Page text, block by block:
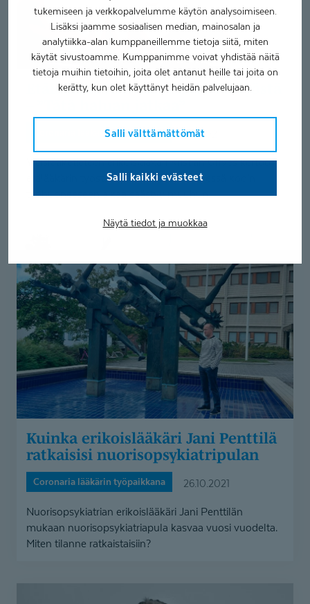
tukemiseen ja verkkopalvelumme käytön analysoimiseen.
Lisäksi jaamme sosiaalisen median, mainosalan ja
analytiikka-alan kumppaneillemme tietoja siitä, miten
käytät sivustoamme. Kumppanimme voivat yhdistää näitä
tietoja muihin tietoihin, joita olet antanut heille tai joita on
kerätty, kun olet käyttänyt heidän palvelujaan.
Salli välttämättömät
Salli kaikki evästeet
Näytä tiedot ja muokkaa
jatkaa”
Coronaria lääkärin työpaikkana 3.11.2021
Yleislääketieteen erikoislääkäri Kristian Ulfves kertoo
etälääkärin työstä. Työmatkan lyhentyessä kodin
työhuoneeseen aikaa säästyy muuhun.
Jani
Penttilä
ratkaisisi
nuorisopsykiatripulan
Kuinka erikoislääkäri Jani Penttilä
ratkaisisi nuorisopsy­kiat­ripulan
Coronaria lääkärin työpaikkana 26.10.2021
Nuorisopsykiatrian erikoislääkäri Jani Penttilän
mukaan nuorisopsykiatriapula kasvaa vuosi vuodelta.
Miten tilanne ratkaistaisiin?